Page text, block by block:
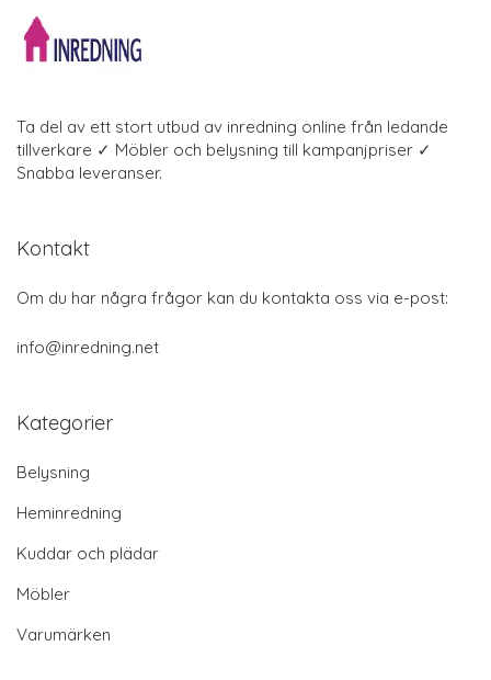
Ta del av ett stort utbud av inredning online från ledande
tillverkare ✓ Möbler och belysning till kampanjpriser ✓
Snabba leveranser.
Kontakt
Om du har några frågor kan du kontakta oss via e-post:
info@inredning.net
Kategorier
Belysning
Heminredning
Kuddar och plädar
Möbler
Varumärken